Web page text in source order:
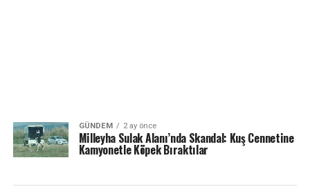
GÜNDEM 2 ay önce
Milleyha Sulak Alanı’nda Skandal: Kuş Cennetine
Kamyonetle Köpek Bıraktılar